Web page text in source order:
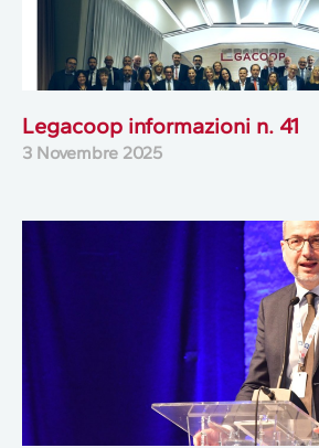
Legacoop informazioni n. 41
3 Novembre 2025